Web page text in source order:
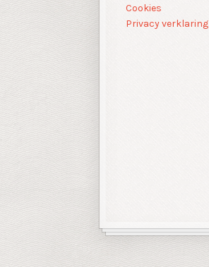
Cookies
Privacy verklaring